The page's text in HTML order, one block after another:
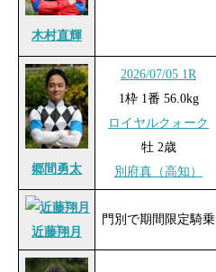
木村直輝
郷間勇太
2026/07/05 1R
1枠 1番 56.0kg
ロイヤルクォーク
牡 2歳
別府真（高知）
近藤翔月
門別で期間限定騎乗